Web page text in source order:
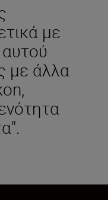
με
με άλλα